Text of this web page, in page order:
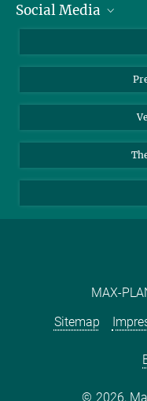
Zahlen und Fakten
Meldestelle
Bluesky
Social Media
YouTube
MAX-
Sitemap
2026,